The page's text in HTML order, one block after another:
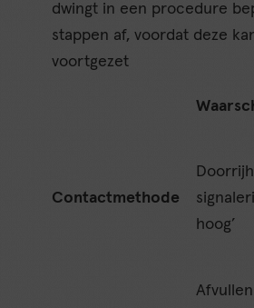
dwingt in een procedure
stappen af, voordat deze
voortgezet
Contactmethode
hoog’